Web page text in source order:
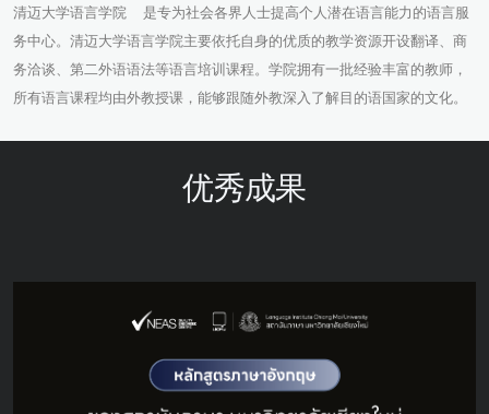
清迈大学语言学院 是专为社会各界人士提高个人潜在语言能力的语言服
务中心。清迈大学语言学院主要依托自身的优质的教学资源开设翻译、商
务洽谈、第二外语语法等语言培训课程。学院拥有一批经验丰富的教师，
所有语言课程均由外教授课，能够跟随外教深入了解目的语国家的文化。
优秀成果